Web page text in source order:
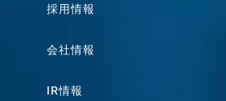
採用情報
会社情報
IR情報